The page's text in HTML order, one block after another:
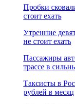
Пробки
стоит ехать
Утренние
не стоит ехать
Пассажиры
трассе в
Таксисты в
рублей в месяц